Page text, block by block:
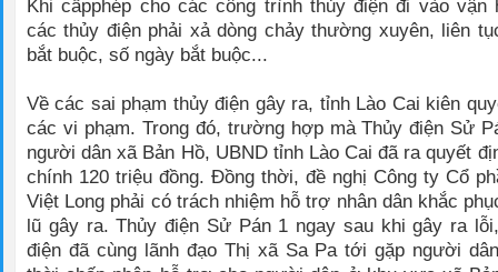
Khi cấpphép cho các công trình thủy điện đi vào vận
các thủy điện phải xả dòng chảy thường xuyên, liên
bắt buộc, số ngày bắt buộc...
Về các sai phạm thủy điện gây ra, tỉnh Lào Cai kiên
các vi phạm. Trong đó, trường hợp mà Thủy điện Sử
người dân xã Bản Hồ, UBND tỉnh Lào Cai đã ra quyết
chính 120 triệu đồng. Đồng thời, đề nghị Công ty Cổ
Việt Long phải có trách nhiệm hỗ trợ nhân dân khắc
lũ gây ra. Thủy điện Sử Pán 1 ngay sau khi gây ra
điện đã cùng lãnh đạo Thị xã Sa Pa tới gặp người